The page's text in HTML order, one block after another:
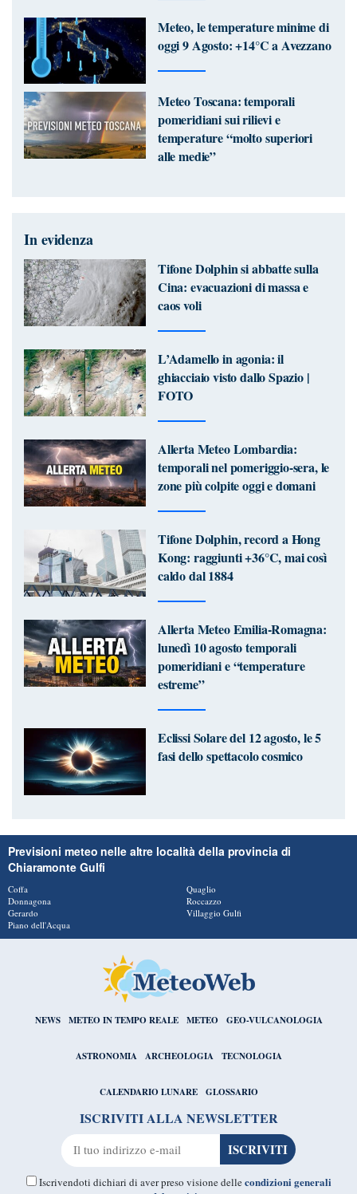
Meteo, le temperature minime di
oggi 9 Agosto: +14°C a Avezzano
Meteo Toscana: temporali
pomeridiani sui rilievi e
temperature “molto superiori
alle medie”
In evidenza
Tifone Dolphin si abbatte sulla
Cina: evacuazioni di massa e
caos voli
L’Adamello in agonia: il
ghiacciaio visto dallo Spazio |
FOTO
Allerta Meteo Lombardia:
temporali nel pomeriggio-sera, le
zone più colpite oggi e domani
Tifone Dolphin, record a Hong
Kong: raggiunti +36°C, mai così
caldo dal 1884
Allerta Meteo Emilia-Romagna:
lunedì 10 agosto temporali
pomeridiani e “temperature
estreme”
Eclissi Solare del 12 agosto, le 5
fasi dello spettacolo cosmico
Previsioni meteo nelle altre località della provincia di
Chiaramonte Gulfi
Coffa
Donnagona
Gerardo
Piano dell'Acqua
Quaglio
Roccazzo
Villaggio Gulfi
NEWS METEO IN TEMPO REALE METEO GEO-VULCANOLOGIA
ASTRONOMIA ARCHEOLOGIA TECNOLOGIA
CALENDARIO LUNARE GLOSSARIO
ISCRIVITI ALLA NEWSLETTER
Iscrivendoti dichiari di aver preso visione dellecondizioni generali